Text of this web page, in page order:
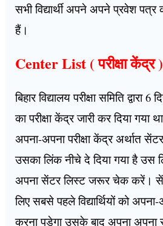
सभी विद्यार्थी अपने अपने प्रवेश
हैं।
Center List ( परीक्षा
बिहार विद्यालय परीक्षा समिति द्वारा
का परीक्षा केंद्र जारी कर दिया गया
अपना-अपना परीक्षा केंद्र अर्थात
उसका लिंक नीचे दे दिया गया है उस
अपना सेंटर लिस्ट जरूर चेक करें।
लिए सबसे पहले विद्यार्थियों को
करना पड़ेगा उसके बाद अपना